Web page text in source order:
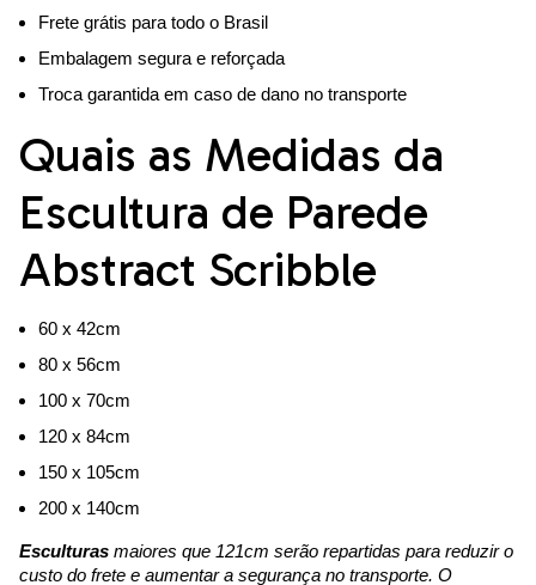
Frete grátis para todo o Brasil
Embalagem segura e reforçada
Troca garantida em caso de dano no transporte
Quais as Medidas da
Escultura de Parede
Abstract Scribble
60 x 42cm
80 x 56cm
100 x 70cm
120 x 84cm
150 x 105cm
200 x 140cm
Esculturas maiores que 121cm serão repartidas para reduzir o
custo do frete e aumentar a segurança no transporte. O